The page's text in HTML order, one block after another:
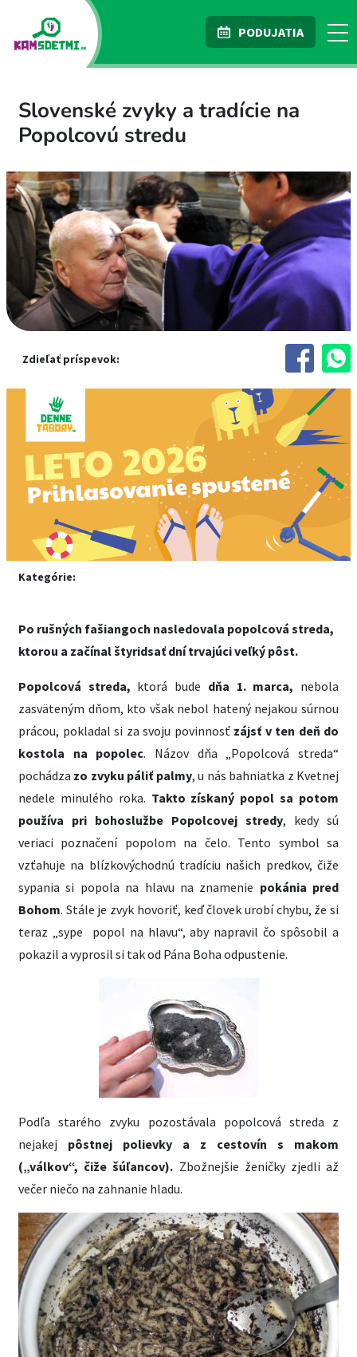
PODUJATIA
Slovenské zvyky a tradície na
Popolcovú stredu
Zdieľať príspevok:
Kategórie:
Po rušných fašiangoch nasledovala popolcová streda,
ktorou a začínal štyridsať dní trvajúci veľký pôst.
Popolcová streda, ktorá bude dňa 1. marca, nebola
zasväteným dňom, kto však nebol hatený nejakou súrnou
prácou, pokladal si za svoju povinnosť zájsť v ten deň do
kostola na popolec. Názov dňa „Popolcová streda“
pochádza zo zvyku páliť palmy, u nás bahniatka z Kvetnej
nedele minulého roka. Takto získaný popol sa potom
používa pri bohoslužbe Popolcovej stredy, kedy sú
veriaci poznačení popolom na čelo. Tento symbol sa
vzťahuje na blízkovýchodnú tradíciu našich predkov, čiže
sypania si popola na hlavu na znamenie pokánia pred
Bohom. Stále je zvyk hovoriť, keď človek urobí chybu, že si
teraz „sype popol na hlavu“, aby napravil čo spôsobil a
pokazil a vyprosil si tak od Pána Boha odpustenie.
Podľa starého zvyku pozostávala popolcová streda z
nejakej pôstnej polievky a z cestovín s makom
(„válkov“, čiže šúľancov). Zbožnejšie ženičky zjedli až
večer niečo na zahnanie hladu.